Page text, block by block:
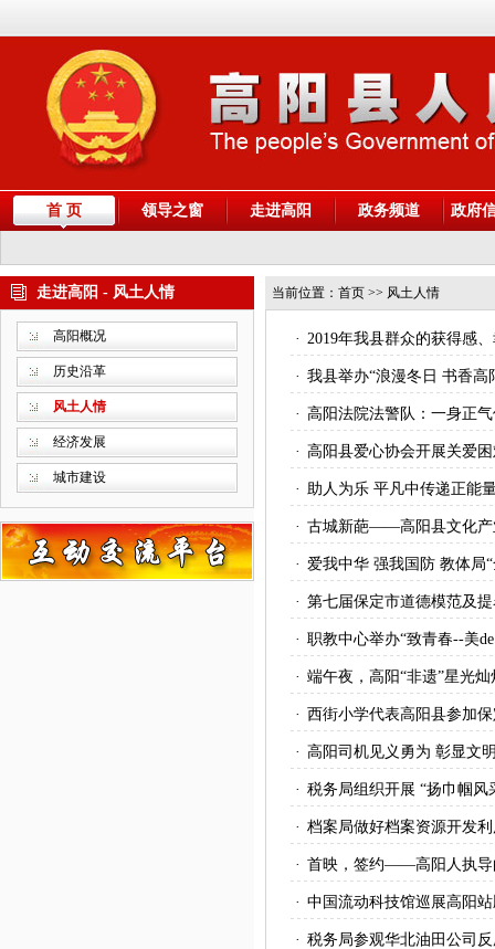
首 页 领导之窗 走进高阳 政务频道 政府
走进高阳 - 风土人情
高阳概况
历史沿革
风土人情
经济发展
城市建设
当前位置： 首页 >> 风土人情
· 2019年我县群众的获得感
· 我县举办“浪漫冬日 书香
· 高阳法院法警队：一身正
· 高阳县爱心协会开展关爱
· 助人为乐 平凡中传递正能
· 古城新葩——高阳县文化产
· 爱我中华 强我国防 教体局
· 第七届保定市道德模范及
· 职教中心举办“致青春--美
· 端午夜，高阳“非遗”星光
· 西街小学代表高阳县参加
· 高阳司机见义勇为 彰显文
· 税务局组织开展 “扬巾帼
· 档案局做好档案资源开发
· 首映，签约——高阳人执导
· 中国流动科技馆巡展高阳
· 税务局参观华北油田公司